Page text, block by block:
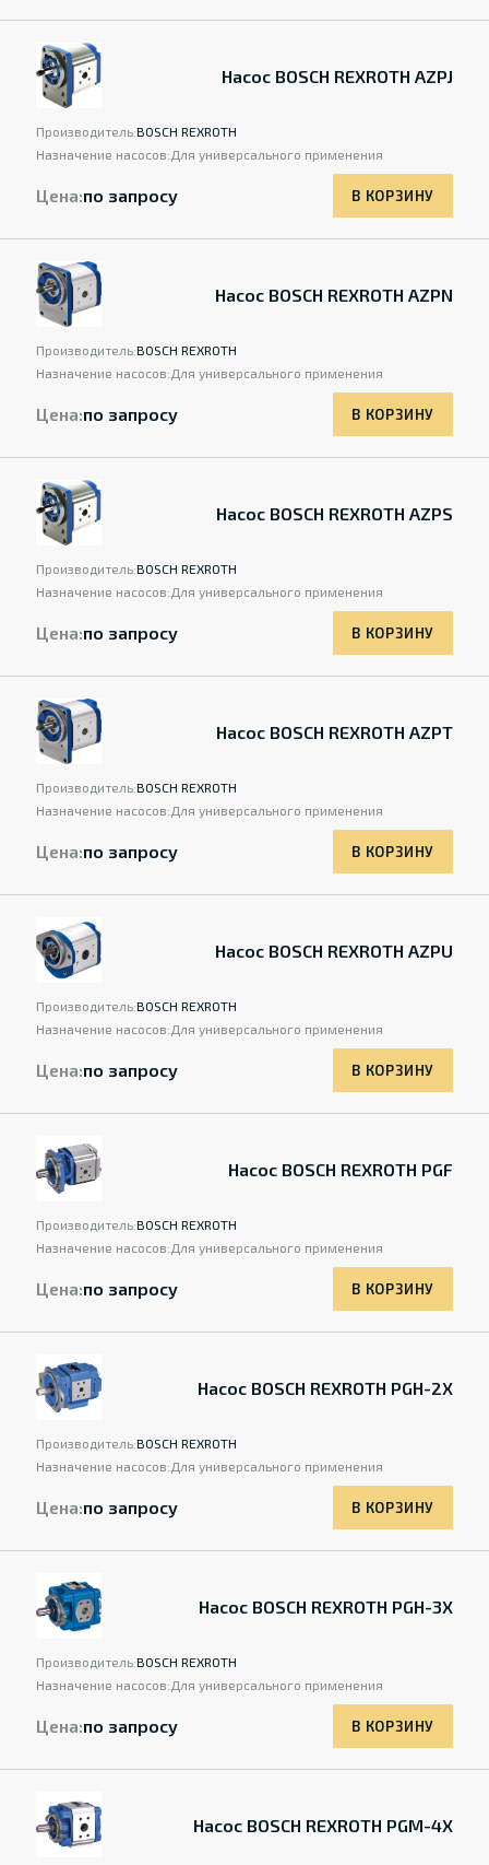
Насос BOSCH REXROTH AZPJ
Производитель:BOSCH REXROTH
Назначение насосов: Для универсального применения
Цена:по запросу В КОРЗИНУ
Насос BOSCH REXROTH AZPN
Производитель:BOSCH REXROTH
Назначение насосов: Для универсального применения
Цена:по запросу В КОРЗИНУ
Насос BOSCH REXROTH AZPS
Производитель:BOSCH REXROTH
Назначение насосов: Для универсального применения
Цена:по запросу В КОРЗИНУ
Насос BOSCH REXROTH AZPT
Производитель:BOSCH REXROTH
Назначение насосов: Для универсального применения
Цена:по запросу В КОРЗИНУ
Насос BOSCH REXROTH AZPU
Производитель:BOSCH REXROTH
Назначение насосов: Для универсального применения
Цена:по запросу В КОРЗИНУ
Насос BOSCH REXROTH PGF
Производитель:BOSCH REXROTH
Назначение насосов: Для универсального применения
Цена:по запросу В КОРЗИНУ
Насос BOSCH REXROTH PGH-2X
Производитель:BOSCH REXROTH
Назначение насосов: Для универсального применения
Цена:по запросу В КОРЗИНУ
Насос BOSCH REXROTH PGH-3X
Производитель:BOSCH REXROTH
Назначение насосов: Для универсального применения
Цена:по запросу В КОРЗИНУ
Насос BOSCH REXROTH PGM-4X